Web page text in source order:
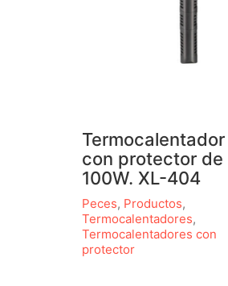
Termocalentador
con protector de
100W. XL-404
Peces, Productos,
Termocalentadores,
Termocalentadores con
protector